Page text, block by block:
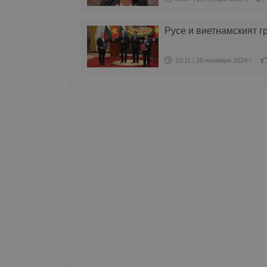
Русе и виетнамският
10:11 | 26 ноември 2024 г.